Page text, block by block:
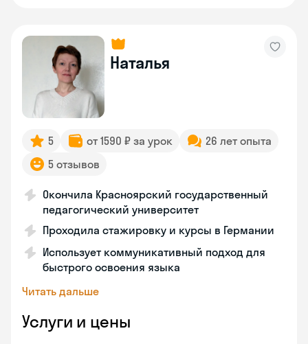
Наталья
5 от 1590 ₽ за урок
26 лет опыта
5 отзывов
Окончила Красноярский государственный
педагогический университет
Проходила стажировку и курсы в Германии
Использует коммуникативный подход для
быстрого освоения языка
Читать дальше
Услуги и цены